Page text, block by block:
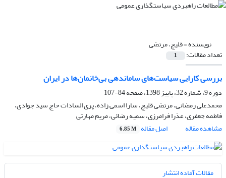
نویسنده =قلیچ، مرتضی
تعداد مقالات: 1
بررسی کارایی سیاست‌های ساماندهی بی‌خانمان‌ها در ایران
دوره 9، شماره 32، پاییز 1398، صفحه
84-107
محمدعلی رمضانی، مرتضی قلیچ، سارا اسمی زاده، پری السادات حاج سید جوادی،
فاطمه جعفری، عذرا فرامرزی، سمیه رضائی، مریم مهارتی
مشاهده مقاله
اصل مقاله 6.85 M
مقالات آماده انتشار